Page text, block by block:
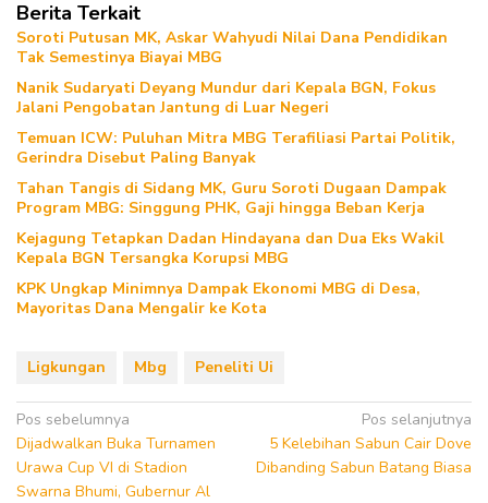
Berita Terkait
Soroti Putusan MK, Askar Wahyudi Nilai Dana Pendidikan
Tak Semestinya Biayai MBG
Nanik Sudaryati Deyang Mundur dari Kepala BGN, Fokus
Jalani Pengobatan Jantung di Luar Negeri
Temuan ICW: Puluhan Mitra MBG Terafiliasi Partai Politik,
Gerindra Disebut Paling Banyak
Tahan Tangis di Sidang MK, Guru Soroti Dugaan Dampak
Program MBG: Singgung PHK, Gaji hingga Beban Kerja
Kejagung Tetapkan Dadan Hindayana dan Dua Eks Wakil
Kepala BGN Tersangka Korupsi MBG
KPK Ungkap Minimnya Dampak Ekonomi MBG di Desa,
Mayoritas Dana Mengalir ke Kota
Ligkungan Mbg Peneliti Ui
Navigasi
pos
Pos sebelumnya
Dijadwalkan Buka Turnamen
Urawa Cup VI di Stadion
Swarna Bhumi, Gubernur Al
Pos selanjutnya
5 Kelebihan Sabun Cair Dove
Dibanding Sabun Batang Biasa